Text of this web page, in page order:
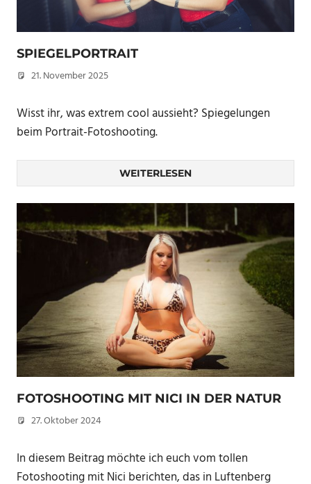
SPIEGELPORTRAIT
21. November 2025
Wisst ihr, was extrem cool aussieht? Spiegelungen
beim Portrait-Fotoshooting.
WEITERLESEN
FOTOSHOOTING MIT NICI IN DER NATUR
27. Oktober 2024
In diesem Beitrag möchte ich euch vom tollen
Fotoshooting mit Nici berichten, das in Luftenberg